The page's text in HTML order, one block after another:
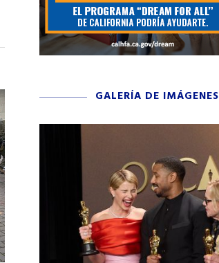
GALERÍA DE IMÁGENES